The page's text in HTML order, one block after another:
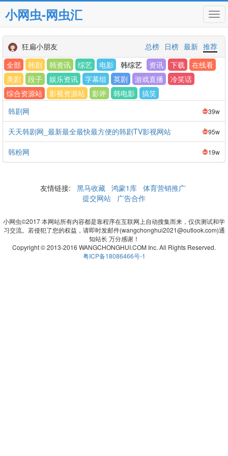
小网虫-网虫汇
狂扁小朋友 推荐
最新
日榜
总榜
全部
韩剧 韩资讯 综艺 电影 韩综艺 资讯 下载
在线看
美剧
段子 娱乐资讯 字幕组 英剧 游戏直播
冷笑话
综合资源站
影视资源站 影评 韩电影
搞笑
韩剧网
39w
天天韩剧网_最新最全最快最方便的韩剧TV影视网站 95w
韩粉网 19w
友情链接: 黑马收藏 鸿蒙1库 体育营销推广
提交网站
广告合作
小网虫©2017 本网站所有内容都是靠程序在互联网上自动搜集而来，仅供测试和学
习交流。若侵犯了您的权益，请即时发邮件(wangchonghui2021@outlook.com)通
知站长 万分感谢！
Copyright © 2013-2016 WANGCHONGHUI.COM Inc. All Rights Reserved.
粤ICP备18086466号-1